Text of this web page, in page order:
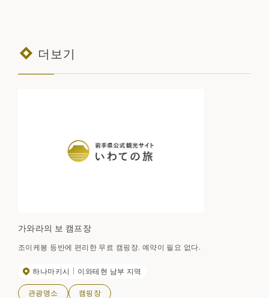
더보기
가와라의 보 캠프장
조이케봉 등반에 편리한 무료 캠핑장. 예약이 필요 없다.
하나마키시 이와테현 남부 지역
관광명소 캠핑장